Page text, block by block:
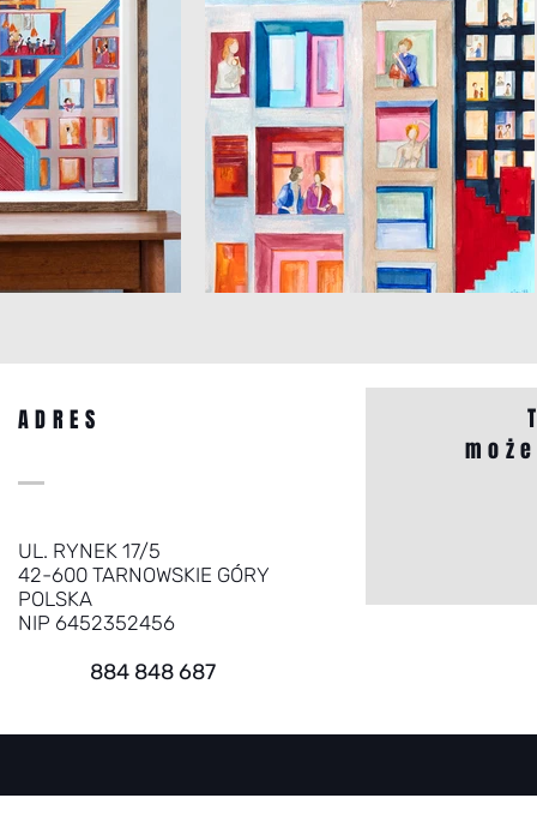
ADRES
UL. RYNEK 17/5
42-600 TARNOWSKIE GÓRY
POLSKA
NIP 6452352456
884 848 687